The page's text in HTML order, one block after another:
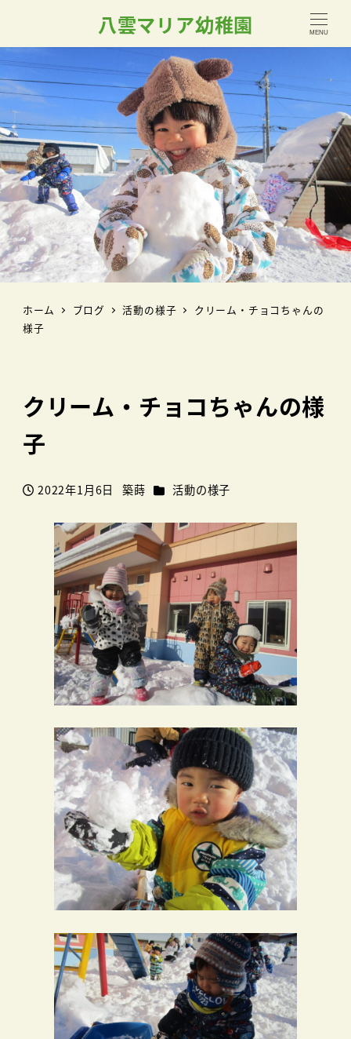
八雲マリア幼稚園 MENU
ホーム ブログ 活動の様子
クリーム・チョコちゃんの
様子
クリーム・チョコちゃんの様
子
投稿日
2022年1月6日
著
築蒔 カテゴリー
活動の様子